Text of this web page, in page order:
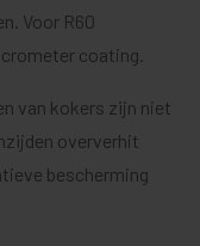
Voor R60
coating.
van kokers zijn niet
oververhit
bescherming